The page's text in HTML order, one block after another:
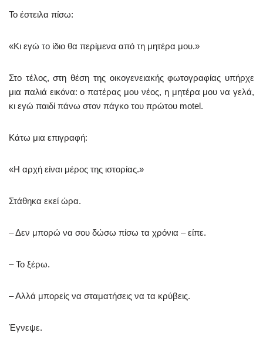
Το έστειλα πίσω:
«Κι εγώ το ίδιο θα περίμενα από τη μητέρα μου.»
Στο τέλος, στη θέση της οικογενειακής φωτογραφίας υπήρχε
μια παλιά εικόνα: ο πατέρας μου νέος, η μητέρα μου να γελά,
κι εγώ παιδί πάνω στον πάγκο του πρώτου motel.
Κάτω μια επιγραφή:
«Η αρχή είναι μέρος της ιστορίας.»
Στάθηκα εκεί ώρα.
– Δεν μπορώ να σου δώσω πίσω τα χρόνια – είπε.
– Το ξέρω.
– Αλλά μπορείς να σταματήσεις να τα κρύβεις.
Έγνεψε.